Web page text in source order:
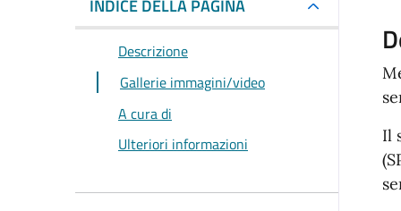
INDICE DELLA PAGINA
Descrizione
Gallerie immagini/video
A cura di
Ulteriori informazioni
Il